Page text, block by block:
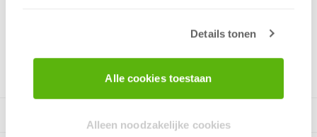
Details tonen
Alle cookies toestaan
Alleen noodzakelijke cookies